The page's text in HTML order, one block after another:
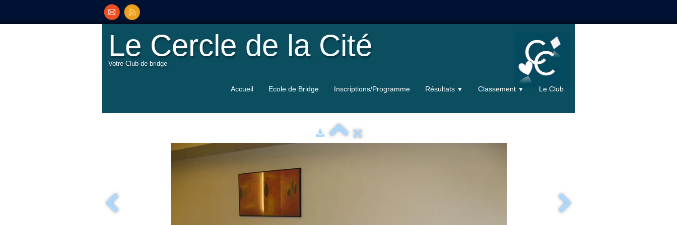
Le Cercle de la Cité
Votre Club de bridge
Accueil Ecole de Bridge Inscriptions/Programme Résultats ▼ Classement ▼ Le Club